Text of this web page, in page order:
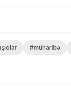
#müharibə